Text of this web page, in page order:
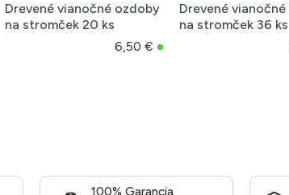
Drevené vianočné ozdoby
na stromček 20 ks
6,50 €
Drevené vianočné
na stromček 36 ks
100% Garancia